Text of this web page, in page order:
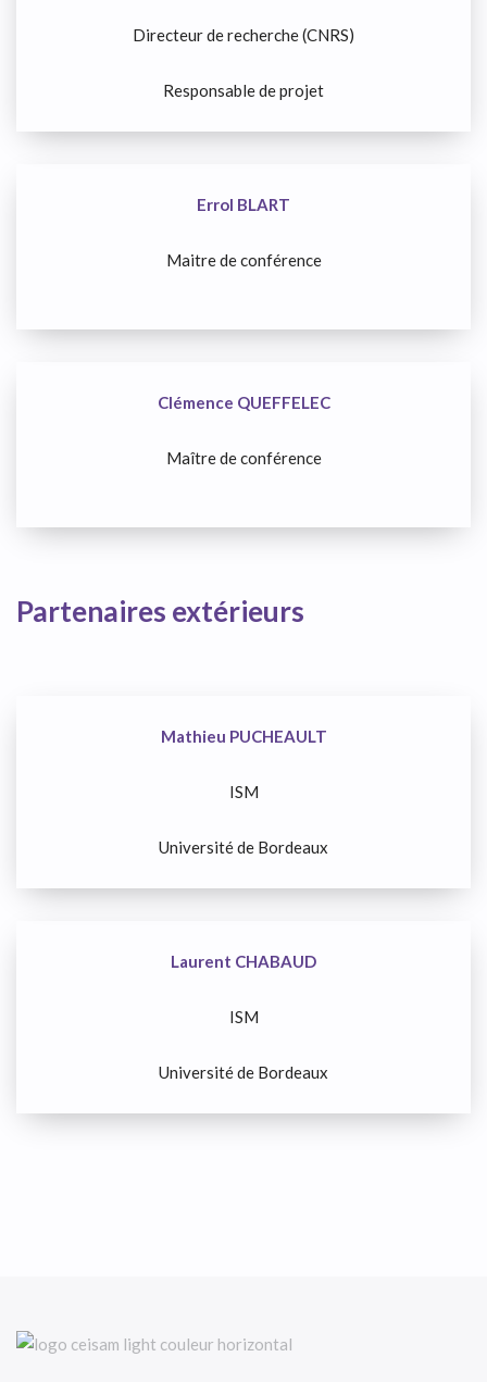
Directeur de recherche (CNRS)
Responsable de projet
Errol BLART
Maitre de conférence
Clémence QUEFFELEC
Maître de conférence
Partenaires extérieurs
Mathieu PUCHEAULT
ISM
Université de Bordeaux
Laurent CHABAUD
ISM
Université de Bordeaux